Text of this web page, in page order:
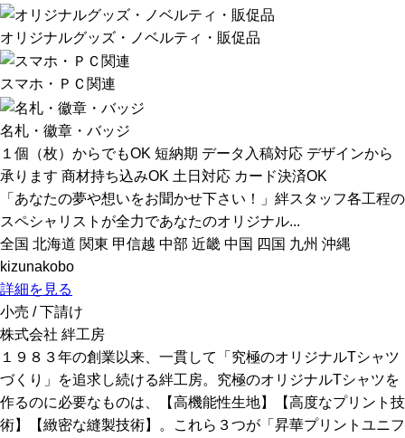
オリジナルグッズ・ノベルティ・販促品
スマホ・ＰＣ関連
名札・徽章・バッジ
１個（枚）からでもOK 短納期 データ入稿対応 デザインから
承ります 商材持ち込みOK 土日対応 カード決済OK
「あなたの夢や想いをお聞かせ下さい！」絆スタッフ各工程の
スペシャリストが全力であなたのオリジナル...
全国 北海道 関東 甲信越 中部 近畿 中国 四国 九州 沖縄
kizunakobo
詳細を見る
小売 / 下請け
株式会社 絆工房
１９８３年の創業以来、一貫して「究極のオリジナルTシャツ
づくり」を追求し続ける絆工房。究極のオリジナルTシャツを
作るのに必要なものは、【高機能性生地】【高度なプリント技
術】【緻密な縫製技術】。これら３つが「昇華プリントユニフ